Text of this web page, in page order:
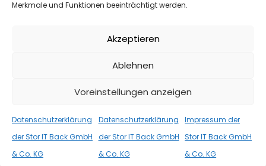
Merkmale und Funktionen beeinträchtigt werden.
Akzeptieren
Ablehnen
Voreinstellungen anzeigen
Datenschutzerklärung
der Stor IT Back GmbH
& Co. KG
Datenschutzerklärung
der Stor IT Back GmbH
& Co. KG
Impressum der
Stor IT Back GmbH
& Co. KG
im Proxmox PBS
bekannt gegeben. Eine Race Condition mit […]